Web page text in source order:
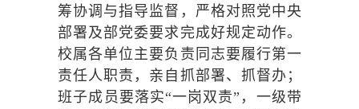
筹协调与指导监督，严格对照党中央
部署及部党委要求完成好规定动作。
校属各单位主要负责同志要履行第一
责任人职责，亲自抓部署、抓督办；
班子成员要落实“一岗双责”，一级带